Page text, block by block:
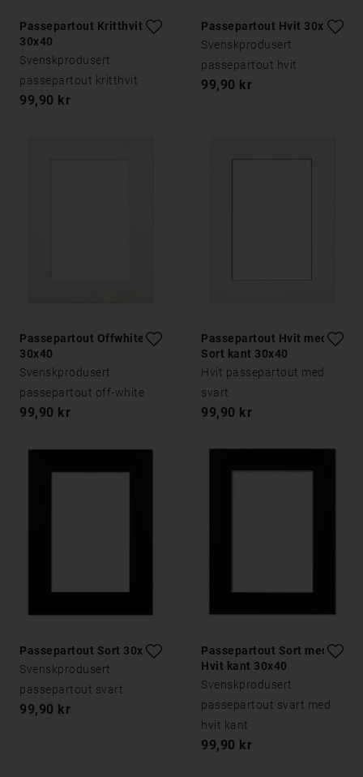
Passepartout Kritthvitt
30x40
Svenskprodusert
passepartout kritthvit
99,90 kr
Passepartout Hvit 30x40
Svenskprodusert
passepartout hvit
99,90 kr
Passepartout Offwhite
30x40
Svenskprodusert
passepartout off-white
99,90 kr
Passepartout Hvit med
Sort kant 30x40
Hvit passepartout med
svart
99,90 kr
Passepartout Sort 30x40
Svenskprodusert
passepartout svart
99,90 kr
Passepartout Sort med
Hvit kant 30x40
Svenskprodusert
passepartout svart med
hvit kant
99,90 kr